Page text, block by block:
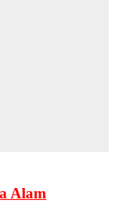
Alam